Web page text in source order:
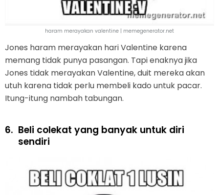
haram merayakan valentine | memegenerator.net
Jones haram merayakan hari Valentine karena
memang tidak punya pasangan. Tapi enaknya jika
Jones tidak merayakan Valentine, duit mereka akan
utuh karena tidak perlu membeli kado untuk pacar.
Itung-itung nambah tabungan.
6. Beli colekat yang banyak untuk diri
sendiri